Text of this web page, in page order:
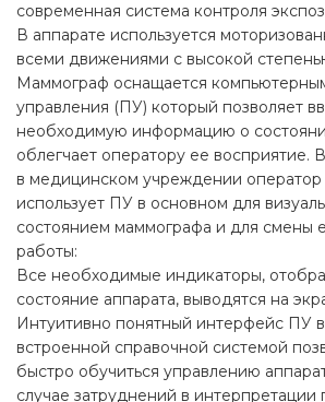
современная система контроля
В аппарате используется
всеми движениями с высокой
Маммограф оснащается
управления (ПУ) который позволяет
необходимую информацию о
облегчает оператору ее восприятие.
в медицинском учреждении оператор
использует ПУ в основном для
состоянием маммографа и для смены
работы:
Все необходимые индикаторы,
состояние аппарата, выводятся на
Интуитивно понятный интерфейс ПУ
встроенной справочной системой
быстро обучиться управлению
случае затруднений в интерпретации